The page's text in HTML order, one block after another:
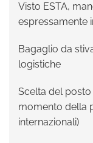
Visto ESTA,
espressamente
Bagaglio da
logistiche
Scelta del
momento della
internazionali)